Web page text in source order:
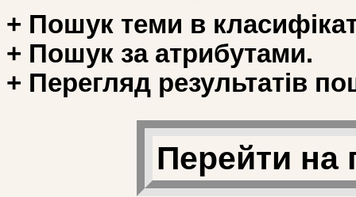
+ Пошук теми в
+ Пошук за атрибутами.
+ Перегляд результатів
Перейти на